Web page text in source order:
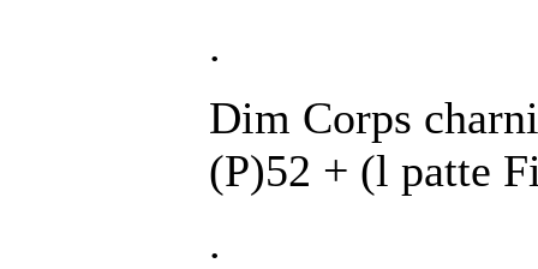
.
Dim Corps
(P)52 + (l patte
.